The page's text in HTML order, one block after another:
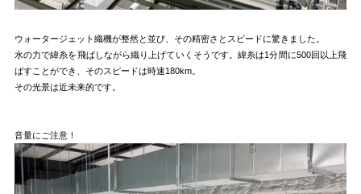
ウォータージェット織機が整然と並び、その精密さとスピードに驚きました。
水の力で緯糸を飛ばしながら織り上げていくそうです。緯糸は1分間に500回以上飛
ばすことができ、そのスピードは時速180km。
その光景は近未来的です。
音量にご注意！